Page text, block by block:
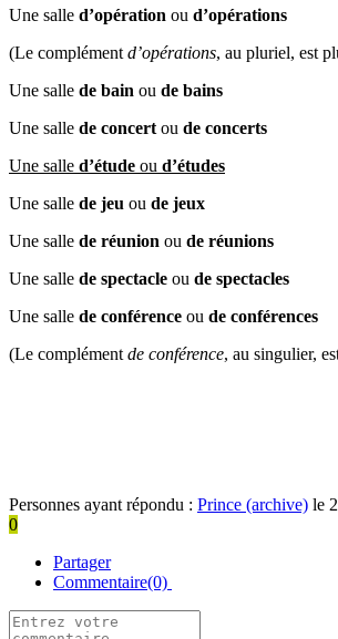
Une salle d’opération ou d’opérations
(Le complément d’opérations, au pluriel, est
Une salle de bain ou de bains
Une salle de concert ou de concerts
Une salle d’étude ou d’études
Une salle de jeu ou de jeux
Une salle de réunion ou de réunions
Une salle de spectacle ou de spectacles
Une salle de conférence ou de conférences
(Le complément de conférence, au singulier,
Personnes ayant répondu : Prince (archive) le
0
Partager
Commentaire(0)